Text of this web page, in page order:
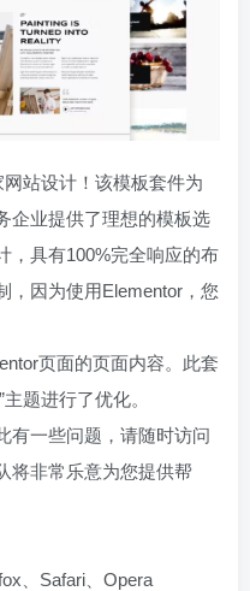
站设计！该模板套件为
企业提供了理想的模板选
，具有100%完全响应的布
，因为使用Elementor，您
页面的页面内容。此套
题进行了优化。
有一些问题，请随时访问
将非常乐意为您提供帮
、Safari、Opera